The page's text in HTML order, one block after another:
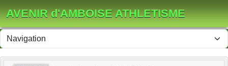
AVENIR d'AMBOISE ATHLETISME